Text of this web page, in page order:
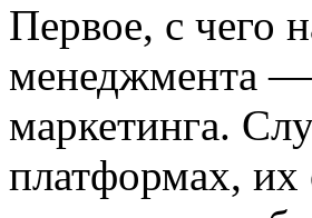
Первое, с чего
менеджмента —
маркетинга.
платформах, их